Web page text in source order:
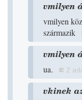
vmilyen
vmilyen
származik
vmilyen
ua. 2
vkinek